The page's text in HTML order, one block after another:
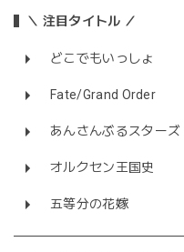
＼ 注目タイトル ／
どこでもいっしょ
Fate/Grand Order
あんさんぶるスターズ
オルクセン王国史
五等分の花嫁